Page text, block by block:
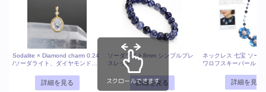
Sodalite × Diamond charm 0.24
/ソーダライト、ダイヤモンド
詳細を見る
ソーダライト8mm シンプルブレ
スレット
詳細を見る
ネックレス 七宝 ソー
ワロフスキーパール ブ
詳細を見る
スクロールできます